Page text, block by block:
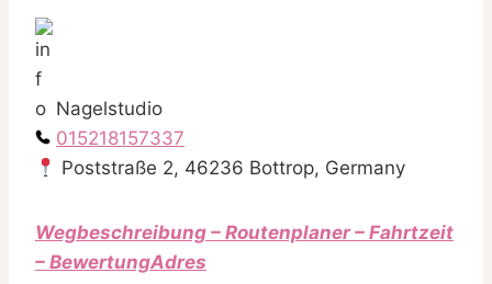
Nagelstudio
015218157337
Poststraße 2, 46236 Bottrop, Germany
Wegbeschreibung – Routenplaner – Fahrtzeit
– BewertungAdres